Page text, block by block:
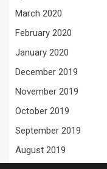
March 2020
February 2020
January 2020
December 2019
November 2019
October 2019
September 2019
August 2019